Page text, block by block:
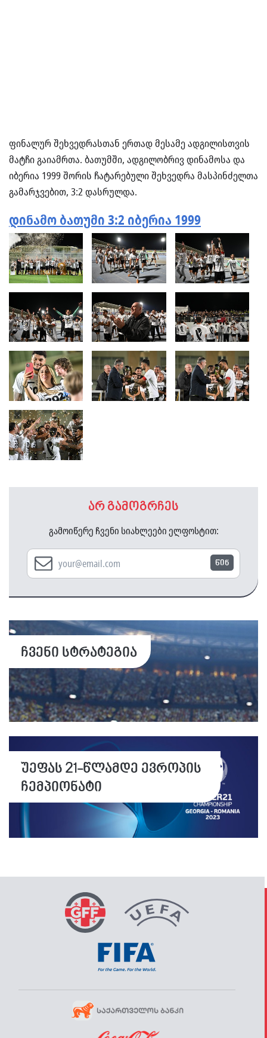
ფინალურ შეხვედრასთან ერთად მესამე ადგილისთვის
მატჩი გაიამრთა. ბათუმში, ადგილობრივ დინამოსა და
იბერია 1999 შორის ჩატარებული შეხვედრა მასპინძელთა
გამარჯვებით, 3:2 დასრულდა.
დინამო ბათუმი 3:2 იბერია 1999
არ გამოგრჩეს
გამოიწერე ჩვენი სიახლეები ელფოსტით:
წინ
ჩვენი სტრატეგია
უეფას 21-წლამდე ევროპის
ჩემპიონატი